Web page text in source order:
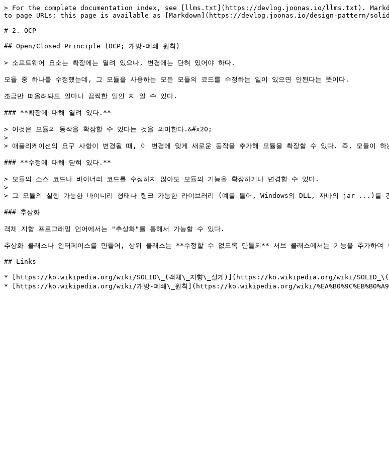
> For the complete documentation index, see [llms.txt](https://devlog.joonas.io/llms.txt).
to page URLs; this page is available as [Markdown](https://devlog.joonas.io/design-pattern/
# 2. OCP
## Open/Closed Principle (OCP; 개방-폐쇄 원칙)
> 소프트웨어 요소는 확장에는 열려 있으나, 변경에는 단혀 있어야 하다.
모듈 중 하나를 수정했는데, 그 모듈을 사용하는 모든 모듈의 코드를 수정하는 일이 있으면 안된다는 뜻이다.
조금만 떠올려봐도 얼마나 끔찍한 일인 지 알 수 있다.
### **확장에 대해 열려 있다.**
> 이것은 모듈의 동작을 확장할 수 있다는 것을 의미한다.&#x20;
>
> 애플리케이션의 요구 사항이 변경될 때, 이 변경에 맞게 새로운 동작을 추가해 모듈을 확장할 수 있다. 즉, 모듈이
### **수정에 대해 닫혀 있다.**
> 모듈의 소스 코드나 바이너리 코드를 수정하지 않아도 모듈의 기능을 확장하거나 변경할 수 있다.
>
> 그 모듈의 실행 가능한 바이너리 형태나 링크 가능한 라이브러리 (예를 들어, Windows의 DLL, 자바의 jar ...)를
### 추상화
객체 지향 프로그래밍 언어에서는 "추상화"를 통해서 가능할 수 있다.
추상화 클래스나 인터페이스를 만들어, 상위 클래스는 **수정할 수 없도록 만들되** 서브 클래스에서는 기능을 추가하
## Links
* [https://ko.wikipedia.org/wiki/SOLID\_(객체\_지향\_설계)](https://ko.wikipedia.org/wiki/